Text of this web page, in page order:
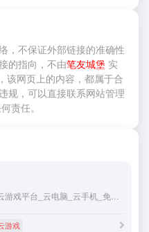
，不保证外部链接的准确性
的指向，不由笔友城堡 实
该网页上的内容，都属于合
规，可以直接联系网站管理
责任。
网易云游戏_网易官方云游戏平台_云电脑_云手机_免下载畅玩_cg.163.com
游戏